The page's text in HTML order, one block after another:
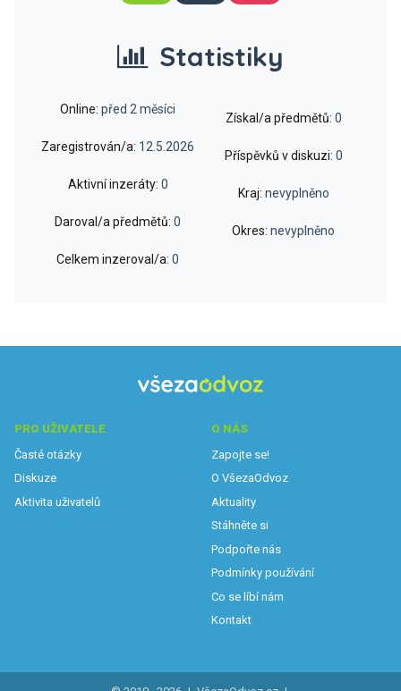
Statistiky
Online: před 2 měsíci
Zaregistrován/a: 12.5.2026
Aktivní inzeráty: 0
Daroval/a předmětů: 0
Celkem inzeroval/a: 0
Získal/a předmětů: 0
Příspěvků v diskuzi: 0
Kraj: nevyplněno
Okres: nevyplněno
PRO UŽIVATELE
Časté otázky
Diskuze
Aktivita uživatelů
O NÁS
Zapojte se!
O VšezaOdvoz
Aktuality
Stáhněte si
Podpořte nás
Podmínky používání
Co se líbí nám
Kontakt